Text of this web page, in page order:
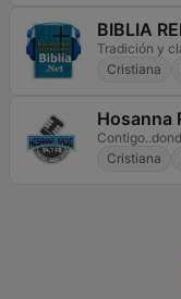
BIBLIA
Tradición y
Cristiana
Hosanna
Cristiana